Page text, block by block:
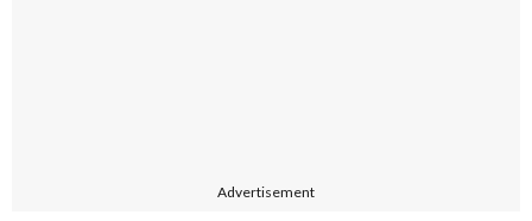
Advertisement